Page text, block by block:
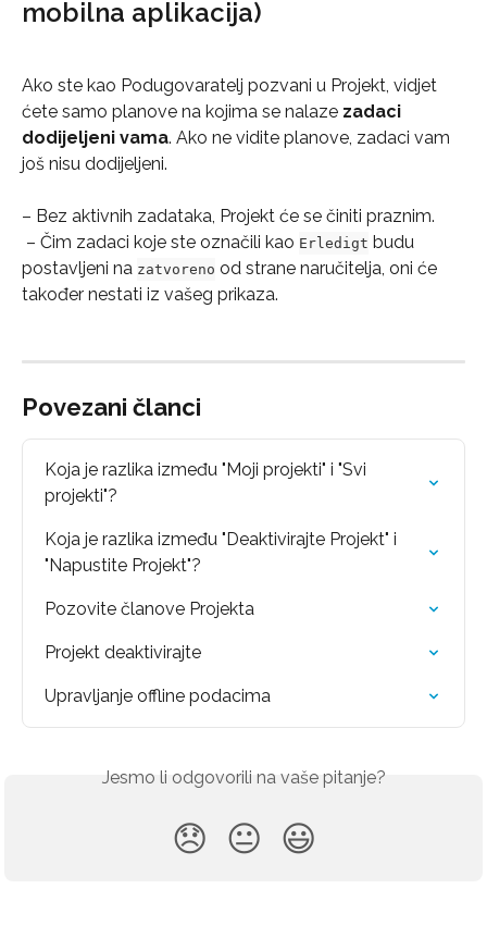
mobilna aplikacija)
Ako ste kao Podugovaratelj pozvani u Projekt, vidjet
ćete samo planove na kojima se nalaze zadaci
dodijeljeni vama. Ako ne vidite planove, zadaci vam
još nisu dodijeljeni.
– Bez aktivnih zadataka, Projekt će se činiti praznim.
– Čim zadaci koje ste označili kao Erledigt budu
postavljeni na zatvoreno od strane naručitelja, oni će
također nestati iz vašeg prikaza.
Povezani članci
Koja je razlika između "Moji projekti" i "Svi
projekti"?
Koja je razlika između "Deaktivirajte Projekt" i
"Napustite Projekt"?
Pozovite članove Projekta
Projekt deaktivirajte
Upravljanje offline podacima
Jesmo li odgovorili na vaše pitanje?
😞 😐 😃